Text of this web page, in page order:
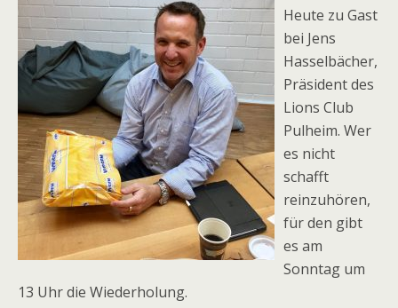
Heute zu Gast
bei Jens
Hasselbächer,
Präsident des
Lions Club
Pulheim. Wer
es nicht
schafft
reinzuhören,
für den gibt
es am
Sonntag um
13 Uhr die Wiederholung.